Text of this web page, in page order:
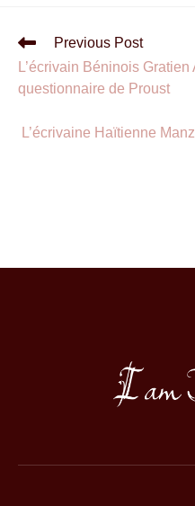
Previous Post
L’écrivain Béninois
questionnaire de Proust
L’écrivaine Haïtienne